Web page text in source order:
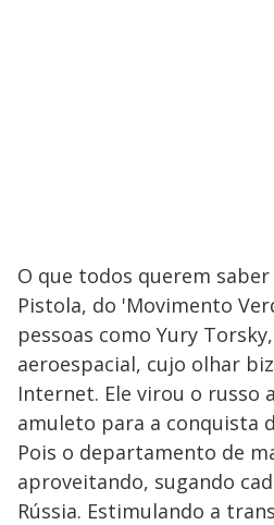
O que todos querem
Pistola, do 'Movimento
pessoas como Yury
aeroespacial, cujo olhar
Internet. Ele virou o russo
amuleto para a conquista
Pois o departamento de
aproveitando, sugando
Rússia. Estimulando a